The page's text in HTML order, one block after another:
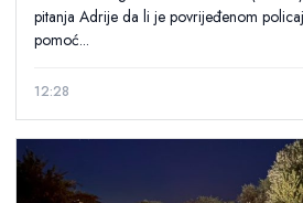
pitanja Adrije da li je povrijeđenom
pomoć...
12:28